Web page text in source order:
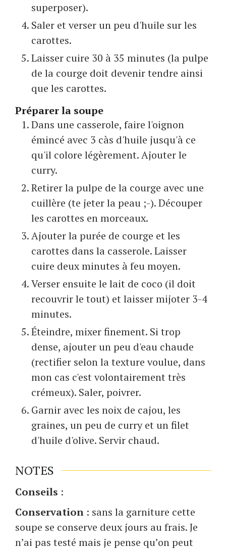
superposer).
Saler et verser un peu d'huile sur les
carottes.
Laisser cuire 30 à 35 minutes (la pulpe
de la courge doit devenir tendre ainsi
que les carottes.
Préparer la soupe
Dans une casserole, faire l'oignon
émincé avec 3 càs d'huile jusqu'à ce
qu'il colore légèrement. Ajouter le
curry.
Retirer la pulpe de la courge avec une
cuillère (te jeter la peau ;-). Découper
les carottes en morceaux.
Ajouter la purée de courge et les
carottes dans la casserole. Laisser
cuire deux minutes à feu moyen.
Verser ensuite le lait de coco (il doit
recouvrir le tout) et laisser mijoter 3-4
minutes.
Éteindre, mixer finement. Si trop
dense, ajouter un peu d'eau chaude
(rectifier selon la texture voulue, dans
mon cas c'est volontairement très
crémeux). Saler, poivrer.
Garnir avec les noix de cajou, les
graines, un peu de curry et un filet
d'huile d'olive. Servir chaud.
NOTES
Conseils :
Conservation : sans la garniture cette
soupe se conserve deux jours au frais. Je
n’ai pas testé mais je pense qu’on peut